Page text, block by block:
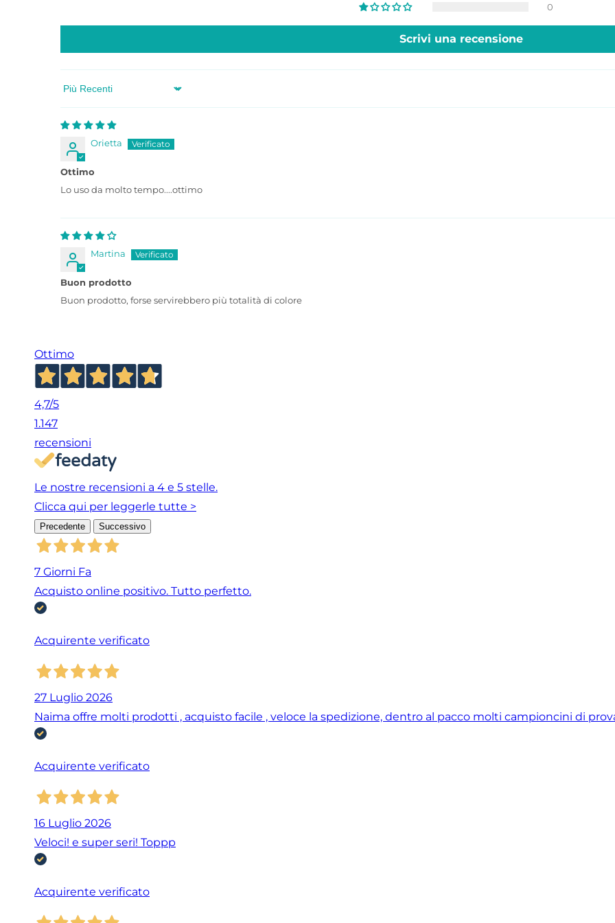
0
Scrivi una recensione
Sort by
Orietta
Ottimo
Lo uso da molto tempo....ottimo
Martina
Buon prodotto
Buon prodotto, forse servirebbero più totalità di colore
Ottimo
4,7/5
1.147
recensioni
Le nostre recensioni a 4 e 5 stelle.
Clicca qui per leggerle tutte >
Precedente Successivo
7 Giorni Fa
Acquisto online positivo. Tutto perfetto.
Acquirente verificato
27 Luglio 2026
Naima offre molti prodotti , acquisto facile , veloce la spedizione, dentro al pacco molti campioncini di
Acquirente verificato
16 Luglio 2026
Veloci! e super seri! Toppp
Acquirente verificato